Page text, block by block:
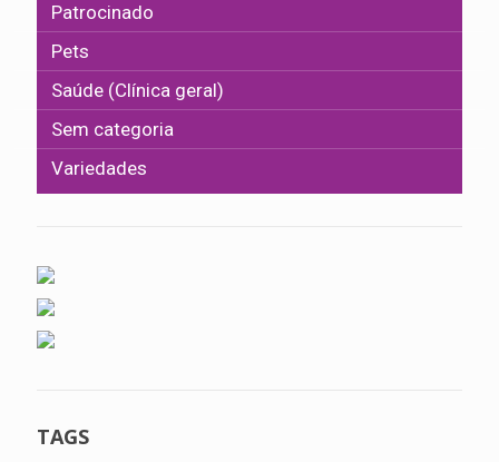
Patrocinado
Pets
Saúde (Clínica geral)
Sem categoria
Variedades
TAGS